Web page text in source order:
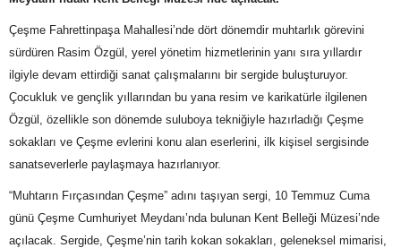
Çeşme Fahrettinpaşa Mahallesi’nde dört dönemdir muhtarlık görevini
sürdüren Rasim Özgül, yerel yönetim hizmetlerinin yanı sıra yıllardır
ilgiyle devam ettirdiği sanat çalışmalarını bir sergide buluşturuyor.
Çocukluk ve gençlik yıllarından bu yana resim ve karikatürle ilgilenen
Özgül, özellikle son dönemde suluboya tekniğiyle hazırladığı Çeşme
sokakları ve Çeşme evlerini konu alan eserlerini, ilk kişisel sergisinde
sanatseverlerle paylaşmaya hazırlanıyor.
“Muhtarın Fırçasından Çeşme” adını taşıyan sergi, 10 Temmuz Cuma
günü Çeşme Cumhuriyet Meydanı’nda bulunan Kent Belleği Müzesi’nde
açılacak. Sergide, Çeşme’nin tarih kokan sokakları, geleneksel mimarisi,